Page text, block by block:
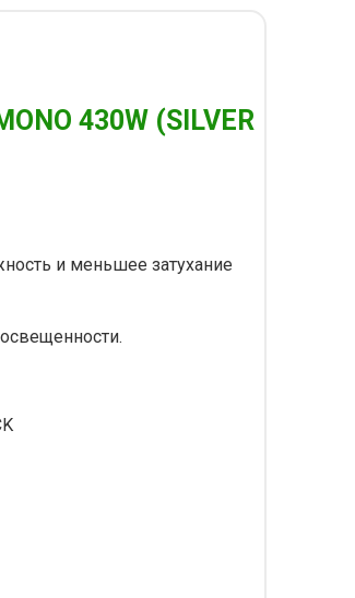
430W (SILVER
и меньшее затухание